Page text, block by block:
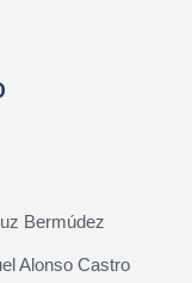
Bermúdez
Alonso Castro